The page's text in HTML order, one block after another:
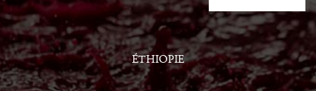
ÉTHIOPIE